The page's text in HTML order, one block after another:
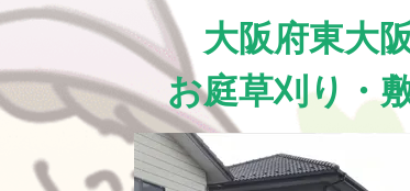
大阪府東大
お庭草刈り・